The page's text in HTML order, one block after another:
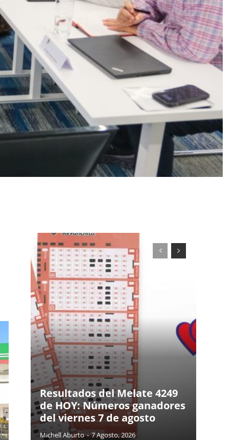
Resultados del Melate 4249
de HOY: Números ganadores
del viernes 7 de agosto
Michell Aburto - 7 Agosto, 2026